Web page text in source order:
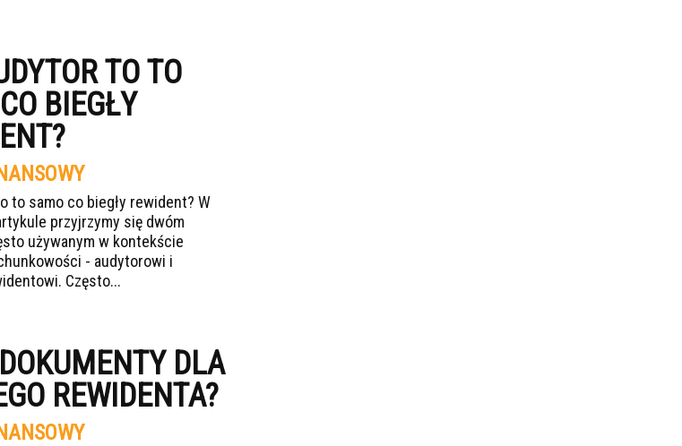
TO TO
BIEGŁY
to samo co biegły rewident? W
przyjrzymy się dwóm
używanym w kontekście
- audytorowi i
Często...
DLA
REWIDENTA?